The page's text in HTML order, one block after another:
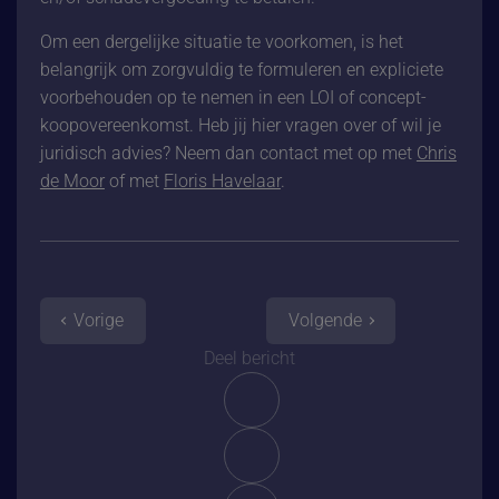
Om een dergelijke situatie te voorkomen, is het
belangrijk om zorgvuldig te formuleren en expliciete
voorbehouden op te nemen in een LOI of concept-
koopovereenkomst. Heb jij hier vragen over of wil je
juridisch advies? Neem dan contact met op met Chris
de Moorof met Floris Havelaar.
Vorige
Deel bericht
Volgende